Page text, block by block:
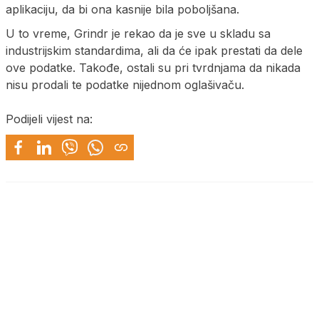
aplikaciju, da bi ona kasnije bila poboljšana.
U to vreme, Grindr je rekao da je sve u skladu sa
industrijskim standardima, ali da će ipak prestati da dele
ove podatke. Takođe, ostali su pri tvrdnjama da nikada
nisu prodali te podatke nijednom oglašivaču.
Podijeli vijest na: